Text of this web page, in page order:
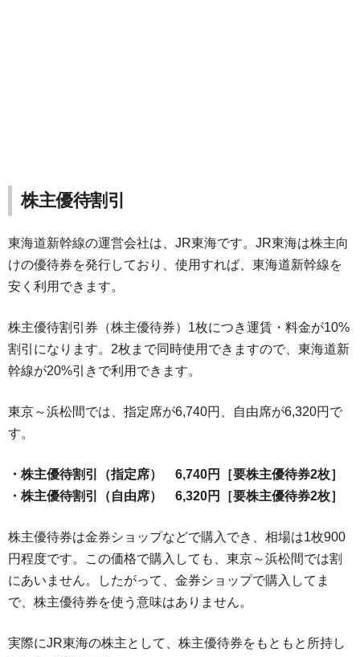
株主優待割引
東海道新幹線の運営会社は、JR東海です。JR東海は株主向
けの優待券を発行しており、使用すれば、東海道新幹線を
安く利用できます。
株主優待割引券（株主優待券）1枚につき運賃・料金が10%
割引になります。2枚まで同時使用できますので、東海道新
幹線が20%引きで利用できます。
東京～浜松間では、指定席が6,740円、自由席が6,320円で
す。
・株主優待割引（指定席） 6,740円［要株主優待券2枚］
・株主優待割引（自由席） 6,320円［要株主優待券2枚］
株主優待券は金券ショップなどで購入でき、相場は1枚900
円程度です。この価格で購入しても、東京～浜松間では割
にあいません。したがって、金券ショップで購入してま
で、株主優待券を使う意味はありません。
実際にJR東海の株主として、株主優待券をもともと所持し